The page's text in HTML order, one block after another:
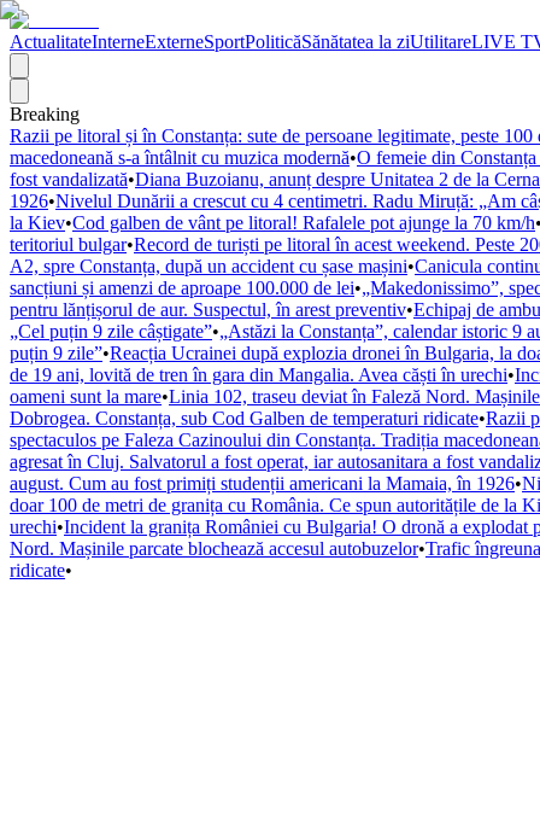
ActualitateInterneExterneSportPoliticăSănătatea la ziUtilitareLIVE
Breaking
Razii pe litoral și în Constanța: sute de persoane legitimate, peste
macedoneană s-a întâlnit cu muzica modernă•O femeie din
fost vandalizată•Diana Buzoianu, anunț despre Unitatea 2 de la
1926•Nivelul Dunării a crescut cu 4 centimetri. Radu Miruță: „Am
la Kiev•Cod galben de vânt pe litoral! Rafalele pot ajunge la 70 km/h•
teritoriul bulgar•Record de turiști pe litoral în acest weekend. Peste
A2, spre Constanța, după un accident cu șase mașini•Canicula
sancțiuni și amenzi de aproape 100.000 de lei•„Makedonissimo”,
pentru lănțișorul de aur. Suspectul, în arest preventiv•Echipaj de
„Cel puțin 9 zile câștigate”•„Astăzi la Constanța”, calendar istoric 9
puțin 9 zile”•Reacția Ucrainei după explozia dronei în Bulgaria, la
de 19 ani, lovită de tren în gara din Mangalia. Avea căști în urechi•
oameni sunt la mare•Linia 102, traseu deviat în Faleză Nord.
Dobrogea. Constanța, sub Cod Galben de temperaturi ridicate•Razii
spectaculos pe Faleza Cazinoului din Constanța. Tradiția
agresat în Cluj. Salvatorul a fost operat, iar autosanitara a fost
august. Cum au fost primiți studenții americani la Mamaia, în 1926•
doar 100 de metri de granița cu România. Ce spun autoritățile de la
urechi•Incident la granița României cu Bulgaria! O dronă a explodat
Nord. Mașinile parcate blochează accesul autobuzelor•Trafic
ridicate•